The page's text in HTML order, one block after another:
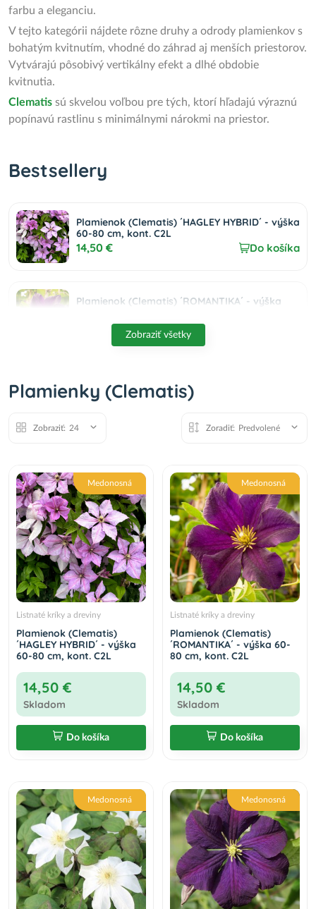
farbu a eleganciu.
V tejto kategórii nájdete rôzne druhy a odrody plamienkov s
bohatým kvitnutím, vhodné do záhrad aj menších priestorov.
Vytvárajú pôsobivý vertikálny efekt a dlhé obdobie
kvitnutia.
Clematis sú skvelou voľbou pre tých, ktorí hľadajú výraznú
popínavú rastlinu s minimálnymi nárokmi na priestor.
Bestsellery
Plamienok (Clematis) ´HAGLEY HYBRID´ - výška
60-80 cm, kont. C2L
14,50 € Do košíka
Plamienok (Clematis) ´ROMANTIKA´ - výška
14,50 €
výška 60-80 cm, kont. C2L
14,50 €
Zobraziť všetky
Plamienky (Clematis)
Zobraziť: 24 Zoradiť: Predvolené
Medonosná
Listnaté kríky a dreviny
Plamienok (Clematis)
´HAGLEY HYBRID´ - výška
60-80 cm, kont. C2L
14,50 €
Skladom
Do košíka
Medonosná
Listnaté kríky a dreviny
Plamienok (Clematis)
´ROMANTIKA´ - výška 60-
80 cm, kont. C2L
14,50 €
Skladom
Do košíka
Medonosná Medonosná